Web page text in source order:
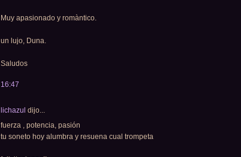
Muy apasionado y romàntico.
un lujo, Duna.
Saludos
16:47
lichazul dijo...
fuerza , potencia, pasión
tu soneto hoy alumbra y resuena cual trompeta